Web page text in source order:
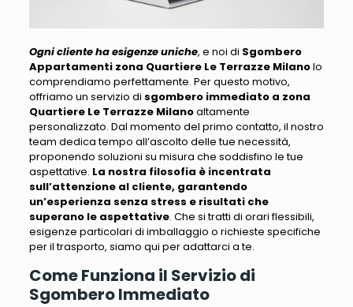
Ogni cliente ha esigenze uniche, e noi di Sgombero
Appartamenti zona Quartiere Le Terrazze Milanolo
comprendiamo perfettamente. Per questo motivo,
offriamo un servizio di sgombero immediato a zona
Quartiere Le Terrazze Milanoaltamente
personalizzato. Dal momento del primo contatto, il nostro
team dedica tempo all’ascolto delle tue necessità,
proponendo soluzioni su misura che soddisfino le tue
aspettative. La nostra filosofia è incentrata
sull’attenzione al cliente, garantendo
un’esperienza senza stress e risultati che
superano le aspettative. Che si tratti di orari flessibili,
esigenze particolari di imballaggio o richieste specifiche
per il trasporto, siamo qui per adattarci a te.
Come Funziona il Servizio di
Sgombero Immediato